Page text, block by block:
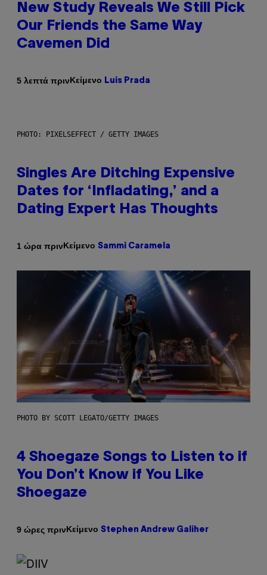
New Study Reveals We Still Pick
Our Friends the Same Way
Cavemen Did
5 λεπτά πρινΚείμενο Luis Prada
PHOTO: PIXELSEFFECT / GETTY IMAGES
Singles Are Ditching Expensive
Dates for ‘Infladating,’ and a
Dating Expert Has Thoughts
1 ώρα πρινΚείμενο Sammi Caramela
PHOTO BY SCOTT LEGATO/GETTY IMAGES
4 Shoegaze Songs to Listen to if
You Don’t Know if You Like
Shoegaze
9 ώρες πρινΚείμενο Stephen Andrew Galiher